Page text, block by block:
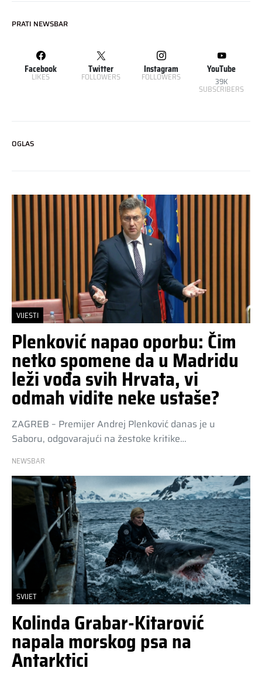
PRATI NEWSBAR
Facebook
LIKES
Twitter
FOLLOWERS
Instagram
FOLLOWERS
YouTube
39K
SUBSCRIBERS
OGLAS
VIJESTI
Plenković napao oporbu: Čim
netko spomene da u Madridu
leži vođa svih Hrvata, vi
odmah vidite neke ustaše?
ZAGREB – Premijer Andrej Plenković danas je u
Saboru, odgovarajući na žestoke kritike…
NEWSBAR
SVIJET
Kolinda Grabar-Kitarović
napala morskog psa na
Antarktici